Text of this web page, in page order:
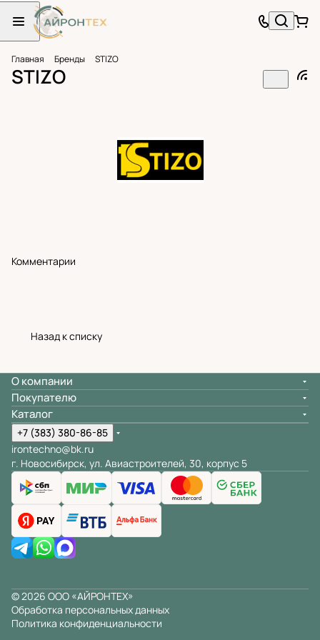
Главная Бренды STIZO
STIZO
Комментарии
Назад к списку
О компании
Покупателю
Каталог
+7 (383) 380-86-85
irontechno@bk.ru
г. Новосибирск, ул. Авиастроителей, 30, корпус 5
© 2026 ООО «АЙРОНТЕХ»
Обработка персональных данных
Политика конфиденциальности